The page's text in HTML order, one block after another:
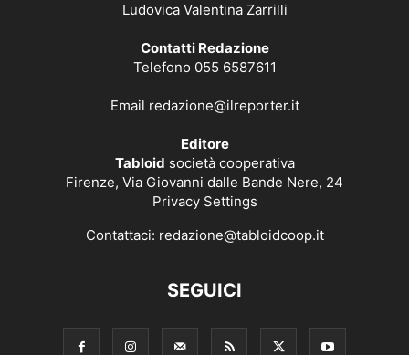
Ludovica Valentina Zarrilli
Contatti Redazione
Telefono 055 6587611
Email redazione@ilreporter.it
Editore
Tabloid società cooperativa
Firenze, Via Giovanni dalle Bande Nere, 24
Privacy Settings
Contattaci: redazione@tabloidcoop.it
SEGUICI